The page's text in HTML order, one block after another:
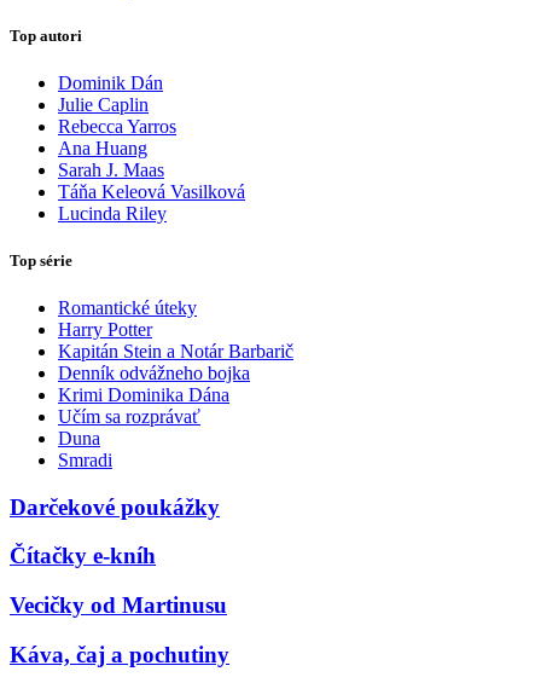
Top autori
Dominik Dán
Julie Caplin
Rebecca Yarros
Ana Huang
Sarah J. Maas
Táňa Keleová Vasilková
Lucinda Riley
Top série
Romantické úteky
Harry Potter
Kapitán Stein a Notár Barbarič
Denník odvážneho bojka
Krimi Dominika Dána
Učím sa rozprávať
Duna
Smradi
Darčekové poukážky
Čítačky e-kníh
Vecičky od Martinusu
Káva, čaj a pochutiny